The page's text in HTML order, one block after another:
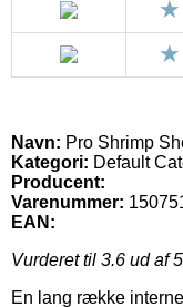
Navn: Pro Shrimp
Kategori: Default
Producent:
Varenummer:
EAN:
Vurderet til 3.6 ud af
En lang række